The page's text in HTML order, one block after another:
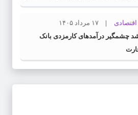
هفتم است
اقتصادی
۱۷ مرداد ۱۴۰۵
چشمگیر درآمدهای کارمزدی بانک